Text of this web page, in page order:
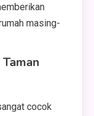
masing-
cocok